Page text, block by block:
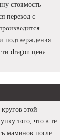
стоимость
перевод с
подтверждения
dragon цена
этой
того, что в те
маминов после